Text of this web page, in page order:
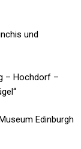
und
– Hochdorf –
Edinburgh